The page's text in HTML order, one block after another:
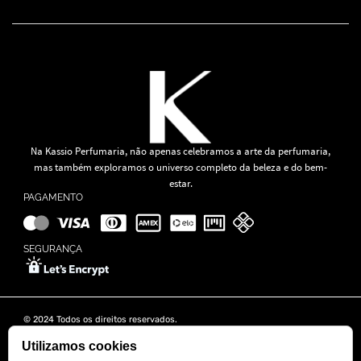
Na Kassio Perfumaria, não apenas celebramos a arte da perfumaria,
mas também exploramos o universo completo da beleza e do bem-
estar.
PAGAMENTO
SEGURANÇA
© 2024 Todos os direitos reservados.
Rua Tapajós n° 481- Edifício B&B Business - 7° Andar - Vila Brasília -
Utilizamos cookies